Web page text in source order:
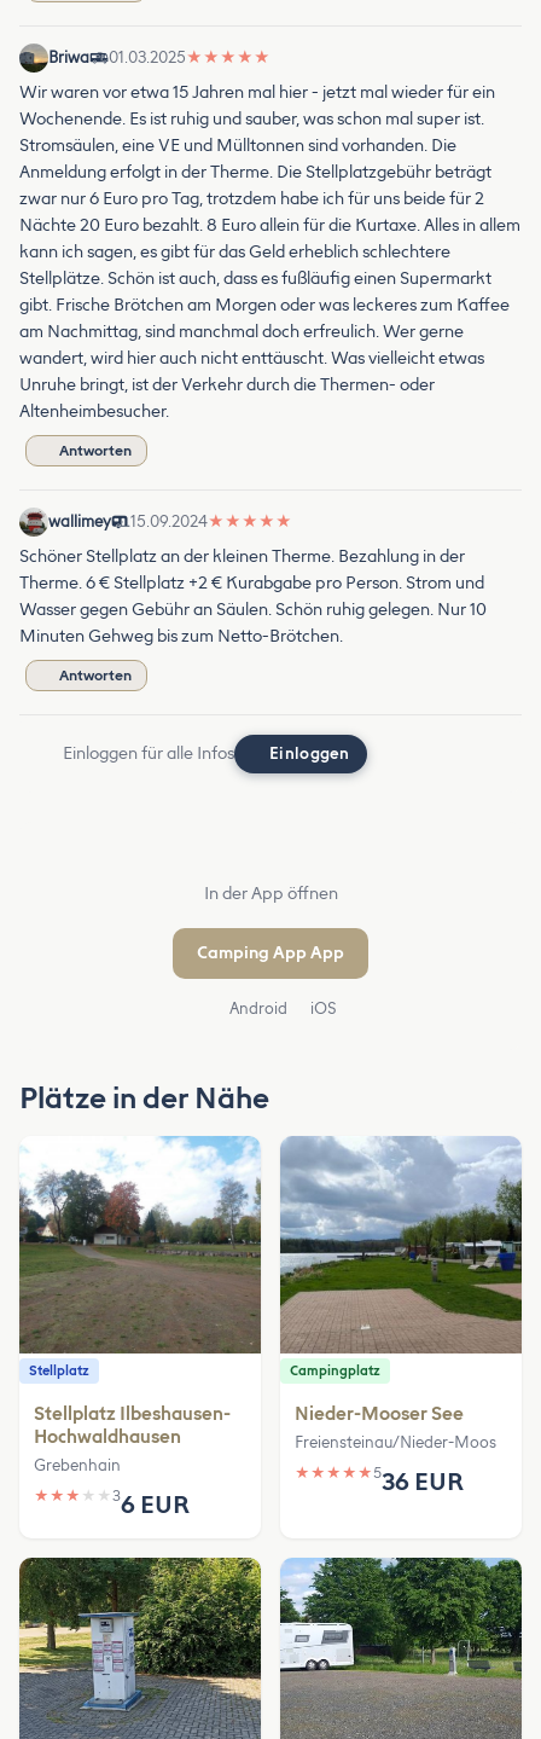
Briwa 01.03.2025★ ★ ★ ★ ★
Wir waren vor etwa 15 Jahren mal hier - jetzt mal wieder für ein
Wochenende. Es ist ruhig und sauber, was schon mal super ist.
Stromsäulen, eine VE und Mülltonnen sind vorhanden. Die
Anmeldung erfolgt in der Therme. Die Stellplatzgebühr beträgt
zwar nur 6 Euro pro Tag, trotzdem habe ich für uns beide für 2
Nächte 20 Euro bezahlt. 8 Euro allein für die Kurtaxe. Alles in allem
kann ich sagen, es gibt für das Geld erheblich schlechtere
Stellplätze. Schön ist auch, dass es fußläufig einen Supermarkt
gibt. Frische Brötchen am Morgen oder was leckeres zum Kaffee
am Nachmittag, sind manchmal doch erfreulich. Wer gerne
wandert, wird hier auch nicht enttäuscht. Was vielleicht etwas
Unruhe bringt, ist der Verkehr durch die Thermen- oder
Altenheimbesucher.
Antworten
wallimey 15.09.2024★ ★ ★ ★ ★
Schöner Stellplatz an der kleinen Therme. Bezahlung in der
Therme. 6 € Stellplatz +2 € Kurabgabe pro Person. Strom und
Wasser gegen Gebühr an Säulen. Schön ruhig gelegen. Nur 10
Minuten Gehweg bis zum Netto-Brötchen.
Antworten
Einloggen für alle Infos Einloggen
In der App öffnen
Camping App App
Android iOS
Plätze in der Nähe
Stellplatz
Stellplatz Ilbeshausen-
Hochwaldhausen
Grebenhain
★ ★ ★ ★ ★ 36 EUR
Campingplatz
Nieder-Mooser See
Freiensteinau/Nieder-Moos
★ ★ ★ ★ ★536 EUR